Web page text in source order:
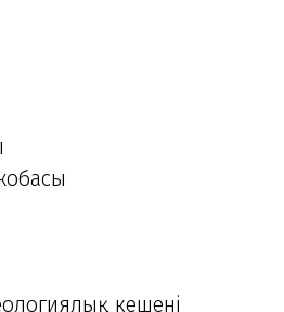
кешені